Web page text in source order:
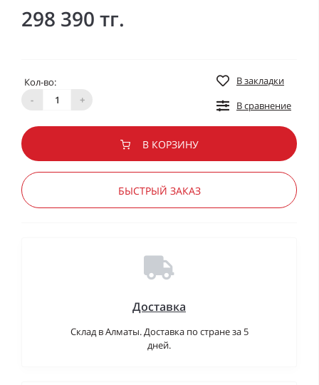
298 390 тг.
Кол-во:
-
+
В закладки
В сравнение
В КОРЗИНУ
БЫСТРЫЙ ЗАКАЗ
Доставка
Склад в Алматы. Доставка по стране за 5
дней.